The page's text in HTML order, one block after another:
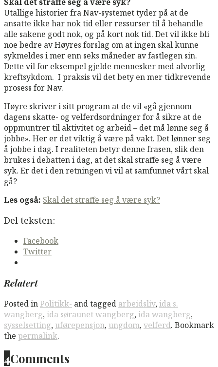
Utallige historier fra Nav-systemet tyder på at de
ansatte ikke har nok tid eller ressurser til å behandle
alle sakene godt nok, og på kort nok tid. Det vil ikke bli
noe bedre av Høyres forslag om at ingen skal kunne
sykmeldes i mer enn seks måneder av fastlegen sin.
Dette vil for eksempel gjelde mennesker med alvorlig
kreftsykdom. I praksis vil det bety en mer tidkrevende
prosess for Nav.
Høyre skriver i sitt program at de vil «gå gjennom
dagens skatte- og velferdsordninger for å sikre at de
oppmuntrer til aktivitet og arbeid – det må lønne seg å
jobbe». Her er det viktig å være på vakt. Det lønner seg
å jobbe i dag. I realiteten betyr denne frasen, slik den
brukes i debatten i dag, at det skal straffe seg å være
syk. Er det i den retningen vi vil at samfunnet vårt skal
gå?
Les også: Skal det straffe seg å være syk?
Del teksten:
Facebook
Twitter
Relatert
Posted inPolitikk- and tagged arbeidsliv,ida s.
wangberg,ida søraunet wangberg,ida wangberg,
sysselsetting, uførepensjon, ungdom,velferd. Bookmark
the permalink.
4Comments